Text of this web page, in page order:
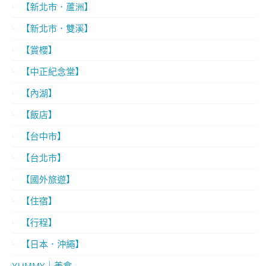
【新北市．蘆洲】
【新北市．雙溪】
【賞櫻】
【中正紀念堂】
【內湖】
【飯店】
【台中市】
【台北市】
【國外旅遊】
【住宿】
【行程】
【日本．沖繩】